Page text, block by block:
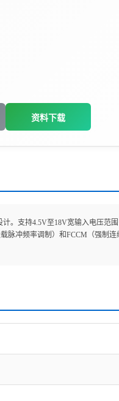
资料下载
。支持‌4.5V至18V宽输入电压范
冲频率调制）和FCCM（强制连